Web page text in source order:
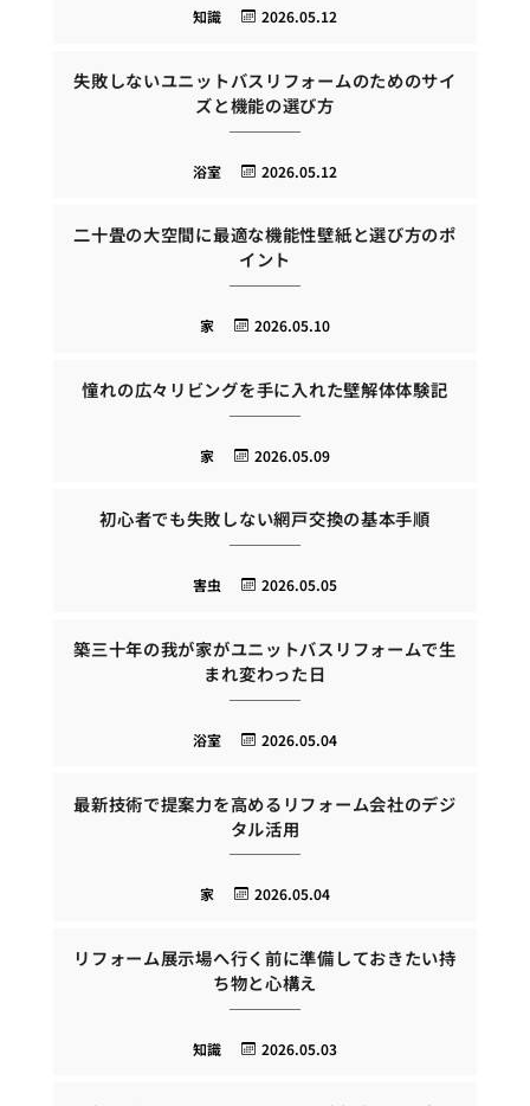
2026.05.12
知識
失敗しないユニットバスリフォームのためのサイ
ズと機能の選び方
2026.05.12
浴室
二十畳の大空間に最適な機能性壁紙と選び方のポ
イント
2026.05.10
家
憧れの広々リビングを手に入れた壁解体体験記
2026.05.09
家
初心者でも失敗しない網戸交換の基本手順
2026.05.05
害虫
築三十年の我が家がユニットバスリフォームで生
まれ変わった日
2026.05.04
浴室
最新技術で提案力を高めるリフォーム会社のデジ
タル活用
2026.05.04
家
リフォーム展示場へ行く前に準備しておきたい持
ち物と心構え
2026.05.03
知識